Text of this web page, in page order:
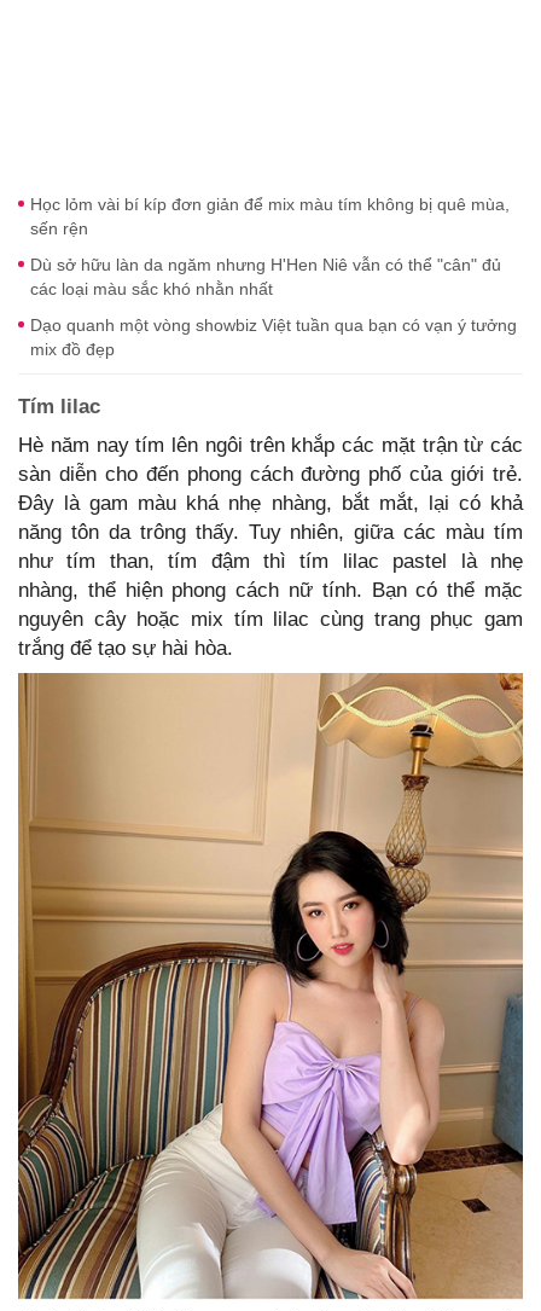
Học lỏm vài bí kíp đơn giản để mix màu tím không bị quê mùa,
sến rện
Dù sở hữu làn da ngăm nhưng H'Hen Niê vẫn có thể "cân" đủ
các loại màu sắc khó nhằn nhất
Dạo quanh một vòng showbiz Việt tuần qua bạn có vạn ý tưởng
mix đồ đẹp
Tím lilac
Hè năm nay tím lên ngôi trên khắp các mặt trận từ các
sàn diễn cho đến phong cách đường phố của giới trẻ.
Đây là gam màu khá nhẹ nhàng, bắt mắt, lại có khả
năng tôn da trông thấy. Tuy nhiên, giữa các màu tím
như tím than, tím đậm thì tím lilac pastel là nhẹ
nhàng, thể hiện phong cách nữ tính. Bạn có thể mặc
nguyên cây hoặc mix tím lilac cùng trang phục gam
trắng để tạo sự hài hòa.